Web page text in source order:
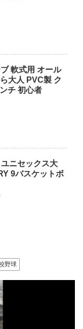
軟式用 オール
大人 PVC製 ク
チ 初心者
ニセックス大
9バスケットボ
野球